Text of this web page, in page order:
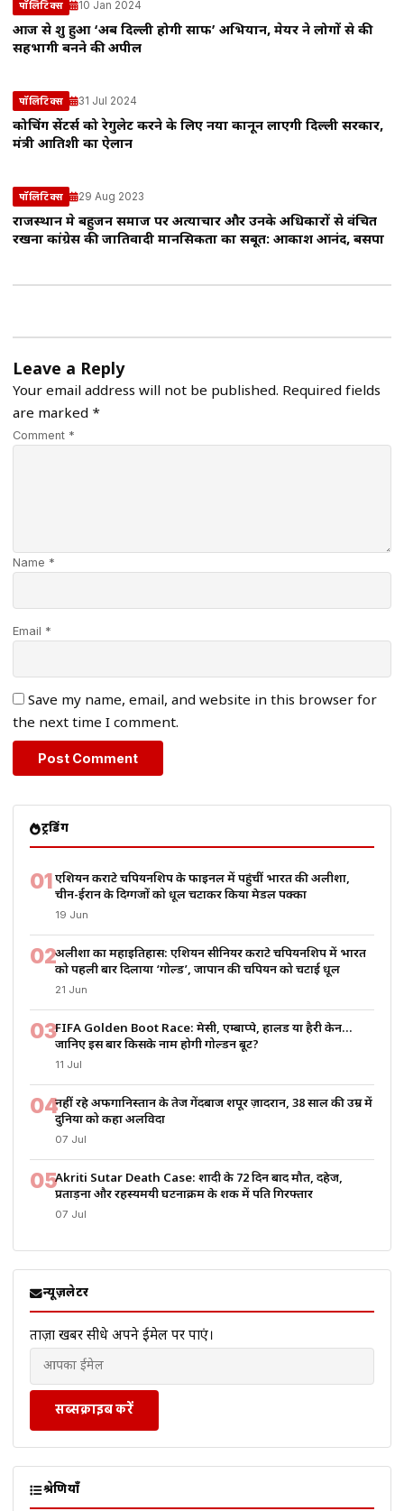
पॉलिटिक्स 10 Jan 2024
आज से शुरू हुआ ‘अब दिल्ली होगी साफ’ अभियान, मेयर ने लोगों से की
सहभागी बनने की अपील
पॉलिटिक्स 31 Jul 2024
कोचिंग सेंटर्स को रेगुलेट करने के लिए नया कानून लाएगी दिल्ली सरकार,
मंत्री आतिशी का ऐलान
पॉलिटिक्स 29 Aug 2023
राजस्थान मे बहुजन समाज पर अत्याचार और उनके अधिकारों से वंचित
रखना कांग्रेस की जातिवादी मानसिकता का सबूत: आकाश आनंद, बसपा
Leave a Reply
Your email address will not be published. Required fields
are marked *
Comment *
Name *
Email *
Save my name, email, and website in this browser for
the next time I comment.
ट्रेंडिंग
01एशियन कराटे चैंपियनशिप के फाइनल में पहुंचीं भारत की अलीशा,
चीन-ईरान के दिग्गजों को धूल चटाकर किया मेडल पक्का
19 Jun
02अलीशा का महाइतिहास: एशियन सीनियर कराटे चैंपियनशिप में भारत
को पहली बार दिलाया ‘गोल्ड’, जापान की चैंपियन को चटाई धूल
21 Jun
03FIFA Golden Boot Race: मेसी, एम्बाप्पे, हालैंड या हैरी केन…
जानिए इस बार किसके नाम होगी गोल्डन बूट?
11 Jul
04नहीं रहे अफगानिस्तान के तेज गेंदबाज शपूर ज़ादरान, 38 साल की उम्र में
दुनिया को कहा अलविदा
07 Jul
05Akriti Sutar Death Case: शादी के 72 दिन बाद मौत, दहेज,
प्रताड़ना और रहस्यमयी घटनाक्रम के शक में पति गिरफ्तार
07 Jul
न्यूज़लेटर
ताज़ा खबरें सीधे अपने ईमेल पर पाएं।
सब्सक्राइब करें
श्रेणियाँ